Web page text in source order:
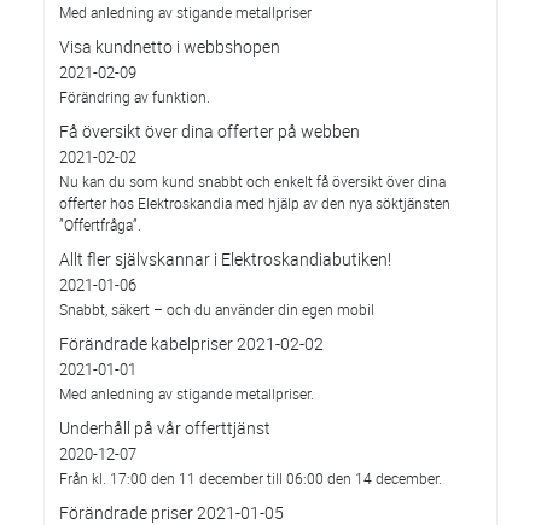
Med anledning av stigande metallpriser
Visa kundnetto i webbshopen
2021-02-09
Förändring av funktion.
Få översikt över dina offerter på webben
2021-02-02
Nu kan du som kund snabbt och enkelt få översikt över dina
offerter hos Elektroskandia med hjälp av den nya söktjänsten
”Offertfråga”.
Allt fler självskannar i Elektroskandiabutiken!
2021-01-06
Snabbt, säkert – och du använder din egen mobil
Förändrade kabelpriser 2021-02-02
2021-01-01
Med anledning av stigande metallpriser.
Underhåll på vår offerttjänst
2020-12-07
Från kl. 17:00 den 11 december till 06:00 den 14 december.
Förändrade priser 2021-01-05